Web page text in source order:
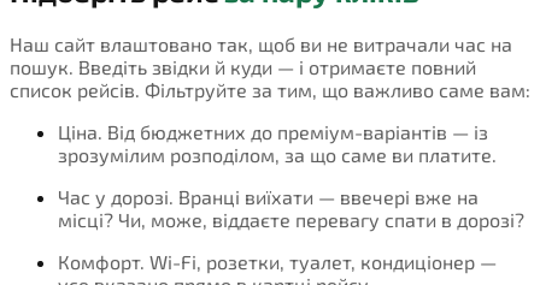
Наш сайт влаштовано так, щоб ви не витрачали час на
пошук. Введіть звідки й куди — і отримаєте повний
список рейсів. Фільтруйте за тим, що важливо саме вам:
Ціна. Від бюджетних до преміум-варіантів — із
зрозумілим розподілом, за що саме ви платите.
Час у дорозі. Вранці виїхати — ввечері вже на
місці? Чи, може, віддаєте перевагу спати в дорозі?
Комфорт. Wi-Fi, розетки, туалет, кондиціонер —